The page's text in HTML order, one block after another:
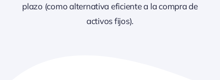
plazo (como alternativa eficiente a la compra de
activos fijos).